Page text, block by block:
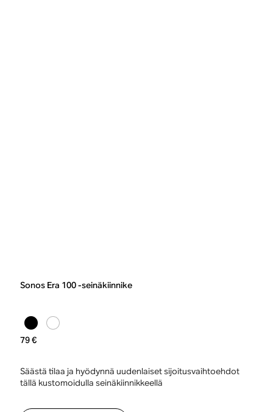
Sonos Era 100 -seinäkiinnike
79 €
Säästä tilaa ja hyödynnä uudenlaiset sijoitusvaihtoehdot
tällä kustomoidulla seinäkiinnikkeellä